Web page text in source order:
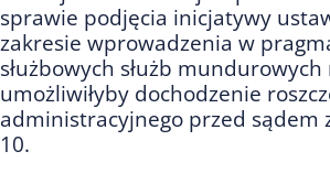
sprawie podjęcia inicjatywy
zakresie wprowadzenia w
służbowych służb
umożliwiłyby dochodzenie
administracyjnego przed sądem
10.